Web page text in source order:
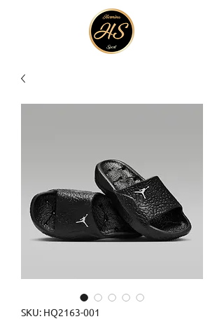
SKU: HQ2163-001